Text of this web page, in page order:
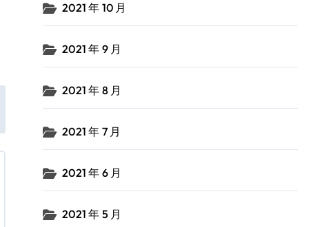
2021 年 10 月
2021 年 9 月
2021 年 8 月
2021 年 7 月
2021 年 6 月
2021 年 5 月